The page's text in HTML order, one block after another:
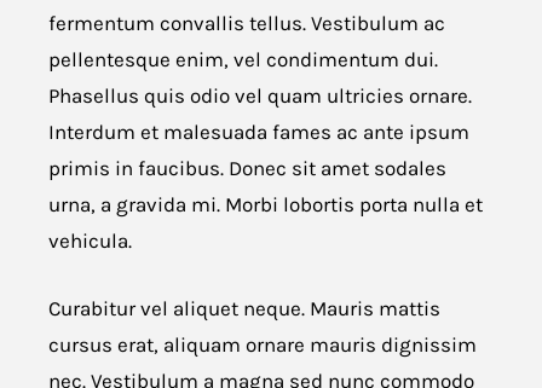
fermentum convallis tellus. Vestibulum ac
pellentesque enim, vel condimentum dui.
Phasellus quis odio vel quam ultricies ornare.
Interdum et malesuada fames ac ante ipsum
primis in faucibus. Donec sit amet sodales
urna, a gravida mi. Morbi lobortis porta nulla et
vehicula.
Curabitur vel aliquet neque. Mauris mattis
cursus erat, aliquam ornare mauris dignissim
nec. Vestibulum a magna sed nunc commodo